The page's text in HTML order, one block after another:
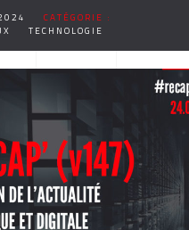
CATÉGORIE :
TECHNOLOGIE